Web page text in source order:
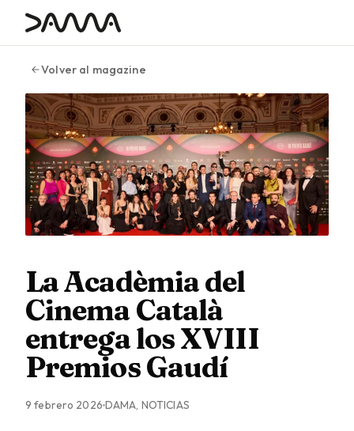
contenido
Volver al magazine
La Acadèmia del
Cinema Català
entrega los XVIII
Premios Gaudí
9 febrero 2026 DAMA, NOTICIAS